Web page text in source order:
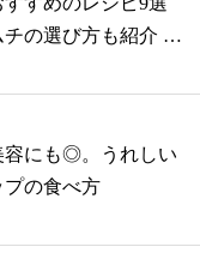
チの選び方も紹介 |
容にも◎。うれしい
の食べ方